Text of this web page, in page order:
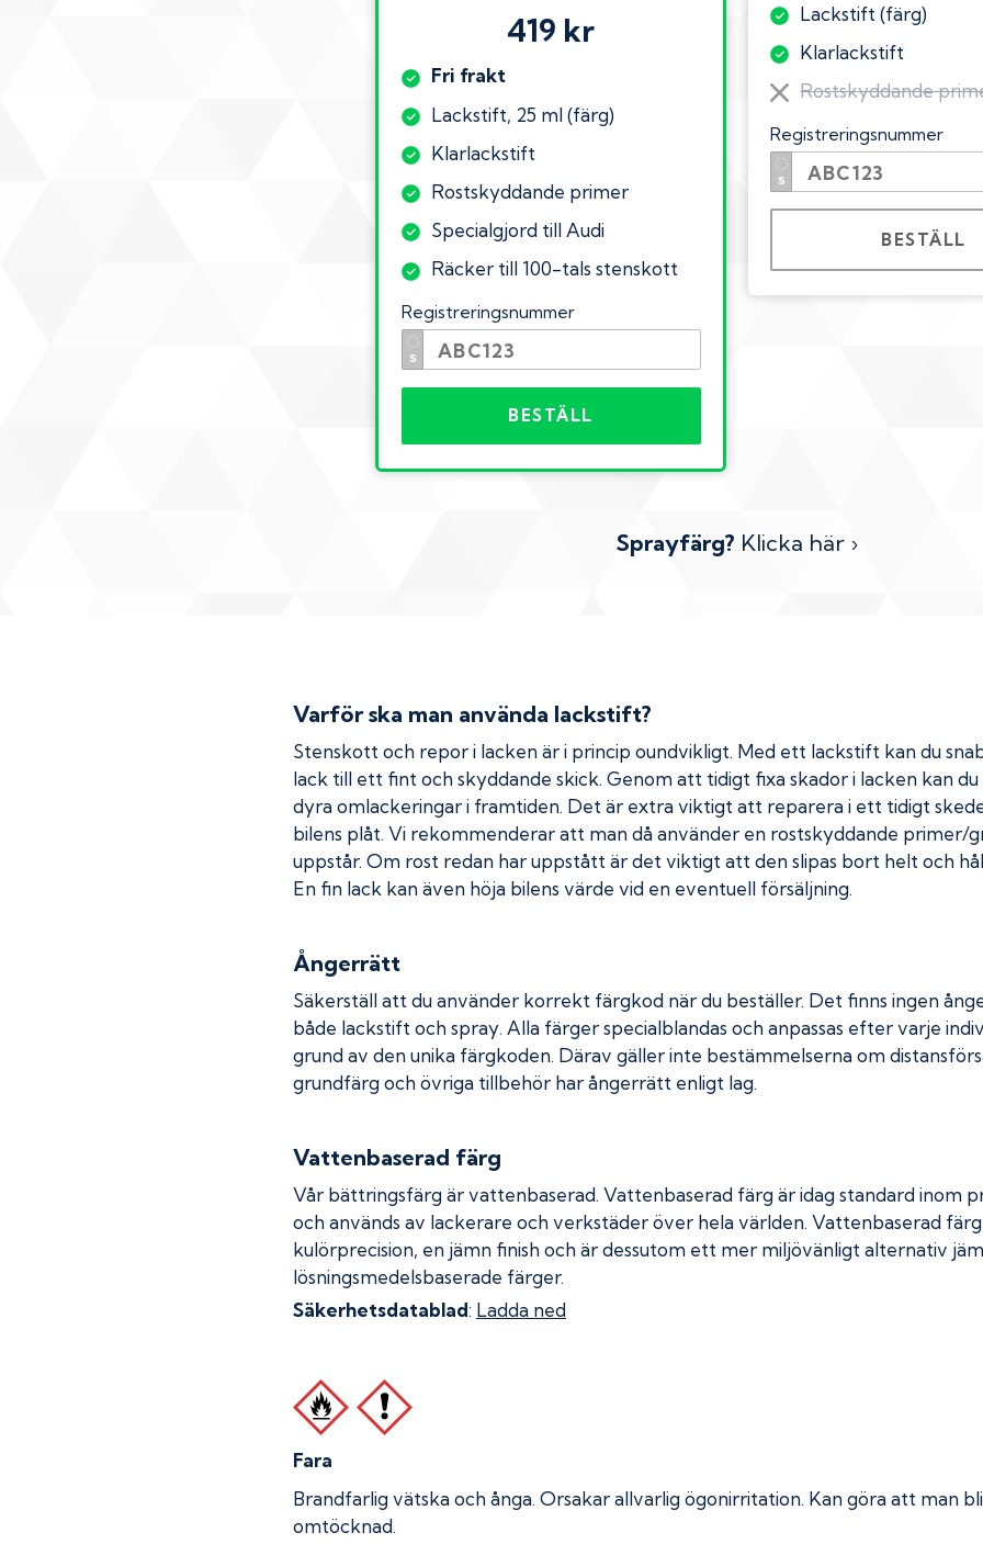
419 kr
Fri frakt
Lackstift, 25 ml (färg)
Klarlackstift
Rostskyddande primer
Specialgjord till Audi
Räcker till 100-tals stenskott
Registreringsnummer
BESTÄLL
Lackstift (färg)
Klarlackstift
Rostskyddande
Registreringsnummer
BESTÄLL
Sprayfärg? Klicka här ›
Varför ska man använda lackstift?
Stenskott och repor i lacken är i princip oundvikligt. Med ett lackstift kan du
lack till ett fint och skyddande skick. Genom att tidigt fixa skador i lacken kan
dyra omlackeringar i framtiden. Det är extra viktigt att reparera i ett tidigt
bilens plåt. Vi rekommenderar att man då använder en rostskyddande primer/
uppstår. Om rost redan har uppstått är det viktigt att den slipas bort helt och
En fin lack kan även höja bilens värde vid en eventuell försäljning.
Ångerrätt
Säkerställ att du använder korrekt färgkod när du beställer. Det finns ingen
både lackstift och spray. Alla färger specialblandas och anpassas efter varje
grund av den unika färgkoden. Därav gäller inte bestämmelserna om
grundfärg och övriga tillbehör har ångerrätt enligt lag.
Vattenbaserad färg
Vår bättringsfärg är vattenbaserad. Vattenbaserad färg är idag standard inom
och används av lackerare och verkstäder över hela världen. Vattenbaserad
kulörprecision, en jämn finish och är dessutom ett mer miljövänligt alternativ
lösningsmedelsbaserade färger.
Säkerhetsdatablad: Ladda ned
Fara
Brandfarlig vätska och ånga. Orsakar allvarlig ögonirritation. Kan göra att man
omtöcknad.